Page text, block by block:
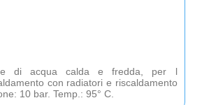
di acqua calda e fredda, per l
con radiatori e riscaldamento
10 bar. Temp.: 95° C.